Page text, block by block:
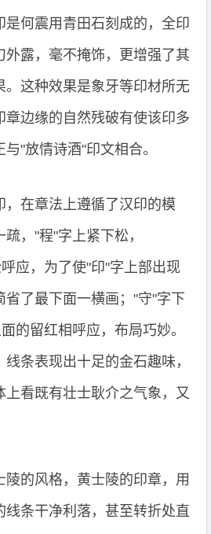
是何震用青田石刻成的，全印
外露，毫不掩饰，更增强了其
。这种效果是象牙等印材所无
章边缘的自然残破有使该印多
与"放情诗酒"印文相合。
，在章法上遵循了汉印的模
，"程"字上紧下松，
应，为了使"印"字上部出现
省了最下面一横画；"守"字下
的留红相呼应，布局巧妙。
条表现出十足的金石趣味，
上看既有壮士耿介之气象，又
陵的风格，黄士陵的印章，用
线条干净利落，甚至转折处直